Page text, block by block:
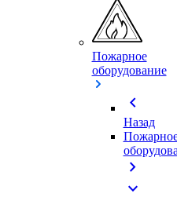
Пожарное
оборудование
chevron_left
Назад
chevron_right
expand_more